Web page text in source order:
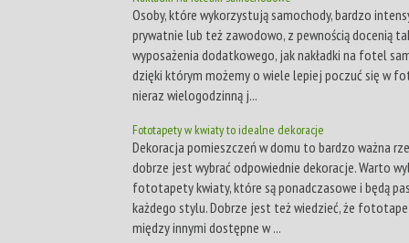
Osoby, które wykorzystują samochody, bardzo
prywatnie lub też zawodowo, z pewnością docenią
wyposażenia dodatkowego, jak nakładki na fotel
dzięki którym możemy o wiele lepiej poczuć się w
nieraz wielogodzinną j...
Fototapety w kwiaty to idealne dekoracje
Dekoracja pomieszczeń w domu to bardzo ważna
dobrze jest wybrać odpowiednie dekoracje. Warto
fototapety kwiaty, które są ponadczasowe i będą
każdego stylu. Dobrze jest też wiedzieć, że
między innymi dostępne w ...